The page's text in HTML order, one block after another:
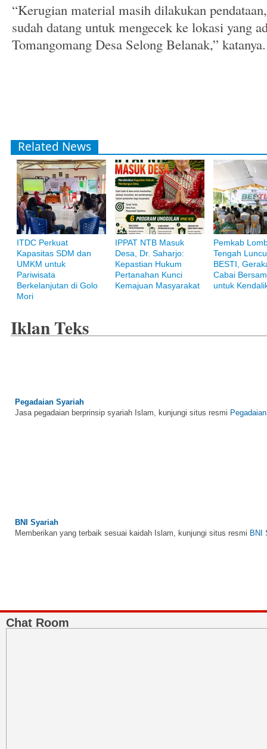
“Kerugian material masih dilakukan
sudah datang untuk mengecek ke lokasi yang
Tomangomang Desa Selong Belanak,” katanya.
Related News
ITDC Perkuat
Kapasitas SDM dan
UMKM untuk
Pariwisata
Berkelanjutan di Golo
Mori
IPPAT NTB Masuk
Desa, Dr. Saharjo:
Kepastian Hukum
Pertanahan Kunci
Kemajuan Masyarakat
Pemkab
Tengah
BESTI,
Cabai
untuk
Iklan Teks
Bank Muamalat
Raih ketenangan dengan akses yang luas di Bank Muamalat
Jasa pegadaian berprinsip syariah Islam, kunjungi situs resmi
Memberikan yang terbaik sesuai kaidah Islam, kunjungi situs resmi
Chat Room